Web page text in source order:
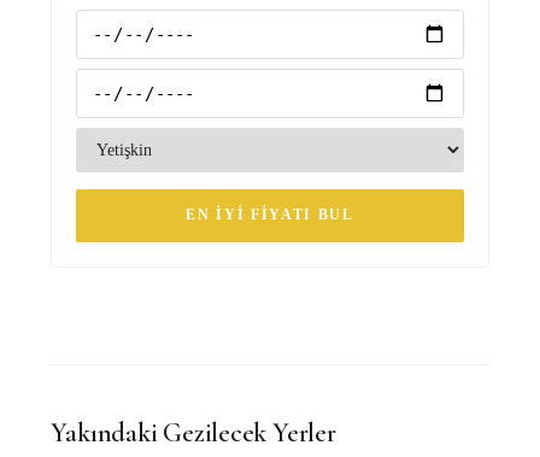
EN İYI FIYATI BUL
Yakındaki Gezilecek Yerler